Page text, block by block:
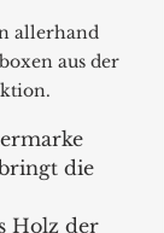
allerhand
aus der
die
Holz der